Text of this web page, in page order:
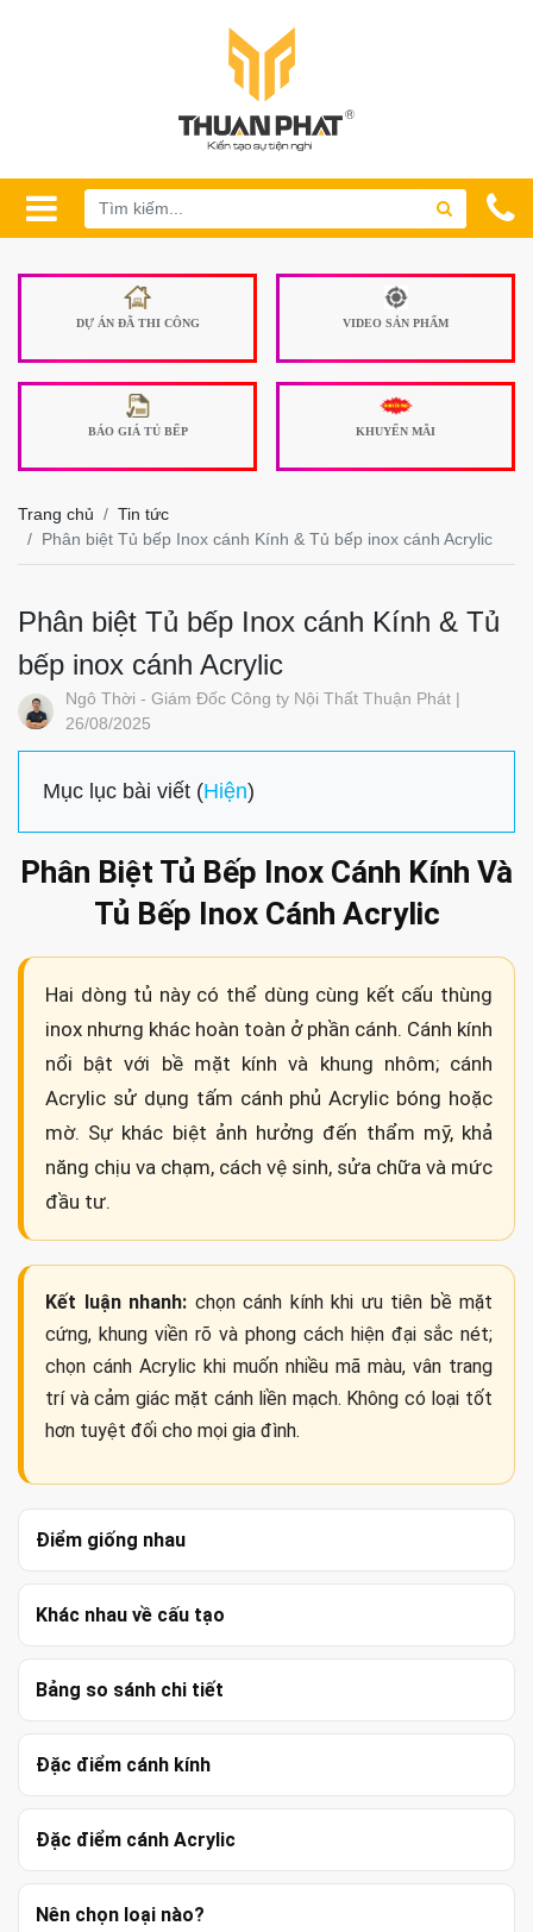
DỰ ÁN ĐÃ THI CÔNG VIDEO SẢN PHẨM
BÁO GIÁ TỦ BẾP KHUYẾN MÃI
Trang chủ
Tin tức
Phân biệt Tủ bếp Inox cánh Kính & Tủ bếp inox cánh Acrylic
Phân biệt Tủ bếp Inox cánh Kính & Tủ
bếp inox cánh Acrylic
Ngô Thời - Giám Đốc Công ty Nội Thất Thuận Phát |
26/08/2025
Mục lục bài viết (Hiện)
Phân Biệt Tủ Bếp Inox Cánh Kính Và
Tủ Bếp Inox Cánh Acrylic
Hai dòng tủ này có thể dùng cùng kết cấu thùng
inox nhưng khác hoàn toàn ở phần cánh. Cánh kính
nổi bật với bề mặt kính và khung nhôm; cánh
Acrylic sử dụng tấm cánh phủ Acrylic bóng hoặc
mờ. Sự khác biệt ảnh hưởng đến thẩm mỹ, khả
năng chịu va chạm, cách vệ sinh, sửa chữa và mức
đầu tư.
Kết luận nhanh: chọn cánh kính khi ưu tiên bề mặt
cứng, khung viền rõ và phong cách hiện đại sắc nét;
chọn cánh Acrylic khi muốn nhiều mã màu, vân trang
trí và cảm giác mặt cánh liền mạch. Không có loại tốt
hơn tuyệt đối cho mọi gia đình.
Điểm giống nhau
Khác nhau về cấu tạo
Bảng so sánh chi tiết
Đặc điểm cánh kính
Đặc điểm cánh Acrylic
Nên chọn loại nào?